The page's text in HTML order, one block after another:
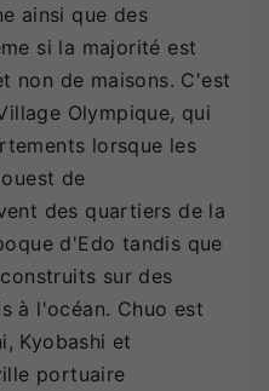
ainsi que des
si la majorité est
non de maisons. C'est
Olympique, qui
lorsque les
de
des quartiers de la
d'Edo tandis que
sur des
à l'océan. Chuo est
Kyobashi et
portuaire